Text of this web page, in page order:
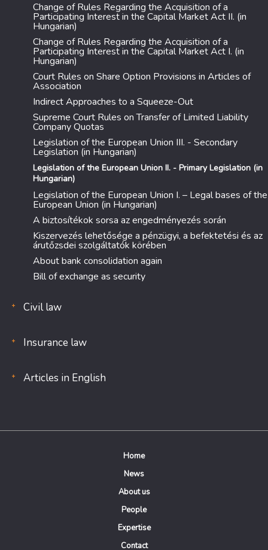
Change of Rules Regarding the Acquisition of a
Participating Interest in the Capital Market Act II. (in
Hungarian)
Change of Rules Regarding the Acquisition of a
Participating Interest in the Capital Market Act I. (in
Hungarian)
Court Rules on Share Option Provisions in Articles of
Association
Indirect Approaches to a Squeeze-Out
Supreme Court Rules on Transfer of Limited Liability
Company Quotas
Legislation of the European Union III. - Secondary
Legislation (in Hungarian)
Legislation of the European Union II. - Primary Legislation (in
Hungarian)
Legislation of the European Union I. – Legal bases of the
European Union (in Hungarian)
A biztosítékok sorsa az engedményezés során
Kiszervezés lehetősége a pénzügyi, a befektetési és az
árutőzsdei szolgáltatók körében
About bank consolidation again
Bill of exchange as security
Civil law
Insurance law
Articles in English
Home
News
About us
People
Expertise
Contact